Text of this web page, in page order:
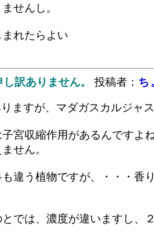
せんし。
れたらよい
訳ありません。 投稿者： ち
ますが、マダガスカルジャ
宮収縮作用があるんですよね
せん。
違う植物ですが、・・・香
では、濃度が違いますし